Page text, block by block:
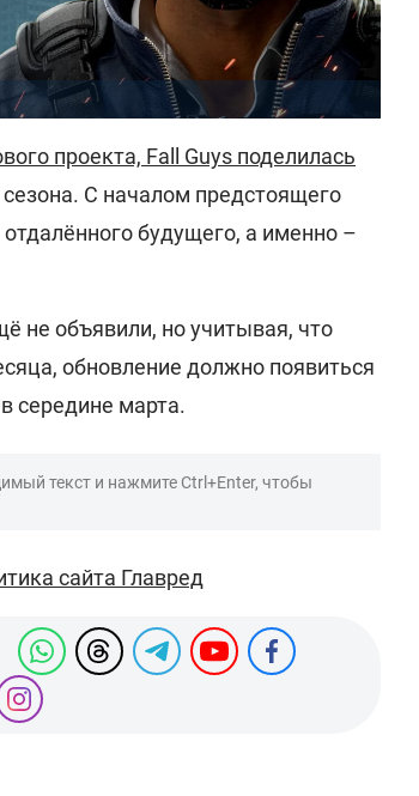
проекта, Fall Guys поделилась
С началом предстоящего
будущего, а именно –
не объявили, но учитывая, что
обновление должно появиться
середине марта.
текст и нажмите Ctrl+Enter, чтобы
сайта Главред